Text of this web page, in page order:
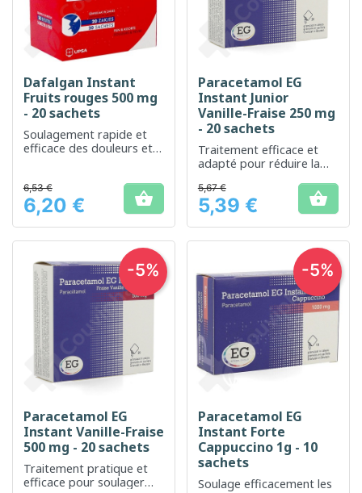
Dafalgan Instant
Fruits rouges 500 mg
- 20 sachets
Soulagement rapide et
efficace des douleurs et
rouges
Prix
6,53 €
6,20 € 
Paracetamol EG
Instant Junior
Vanille-Fraise 250 mg
- 20 sachets
Traitement efficace et
adapté pour réduire la
douleur chez les jeunes
enfants.
Prix
5,67 €
5,39 € 
Paracetamol EG
Instant Vanille-Fraise
500 mg - 20 sachets
Traitement pratique et
efficace pour soulager
-5%
Paracetamol EG
Instant Forte
Cappuccino 1g - 10
sachets
Soulage efficacement les
-5%